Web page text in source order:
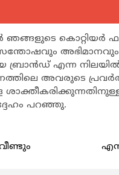
ഞങ്ങളുടെ
അഭിമാനവും
ബ്രാൻഡ് എന്ന
അവരുടെ
പറഞ്ഞു.